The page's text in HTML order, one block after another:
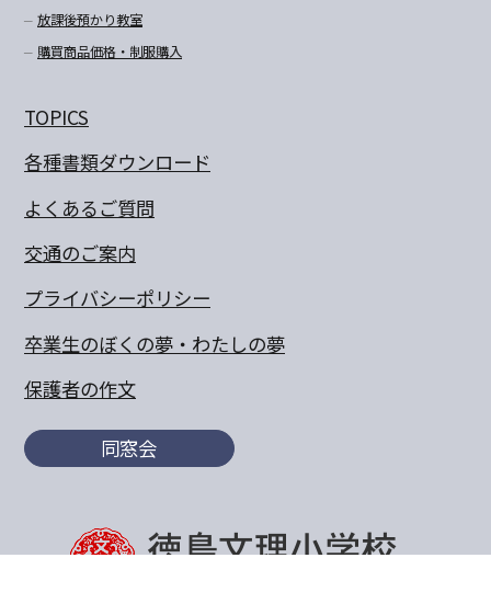
放課後預かり教室
購買商品価格・制服購入
TOPICS
各種書類ダウンロード
よくあるご質問
交通のご案内
プライバシーポリシー
卒業生のぼくの夢・わたしの夢
保護者の作文
同窓会